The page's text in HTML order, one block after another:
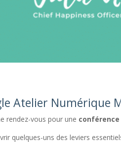
Atelier Numérique
rendez-vous pour une
quelques-uns des leviers